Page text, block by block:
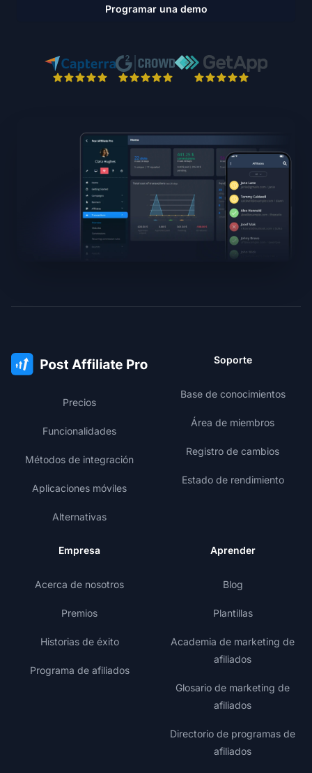
Programar una demo
Precios
Funcionalidades
Métodos de integración
Aplicaciones móviles
Alternativas
Soporte
Base de conocimientos
Área de miembros
Registro de cambios
Estado de rendimiento
Empresa
Acerca de nosotros
Premios
Historias de éxito
Programa de afiliados
Aprender
Blog
Plantillas
Academia de marketing de
afiliados
Glosario de marketing de
afiliados
Directorio de programas de
afiliados